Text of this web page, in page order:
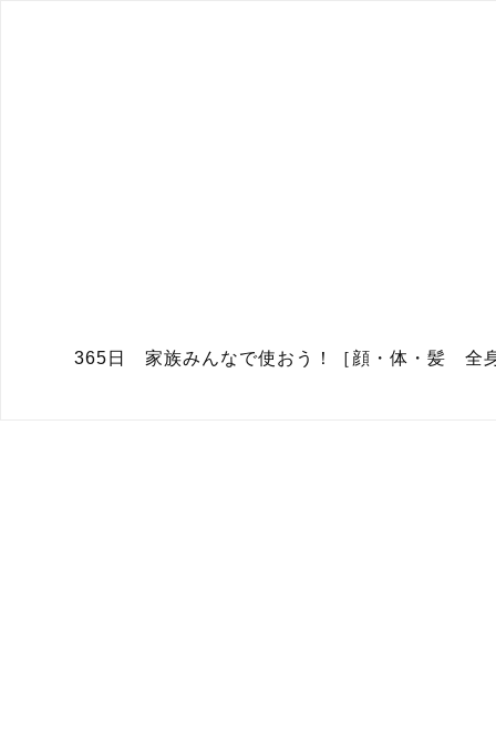
365日 家族みんなで使おう！［顔・体・髪 全